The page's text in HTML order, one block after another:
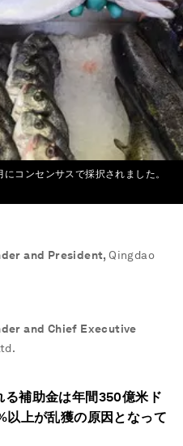
コンセンサスで採択されました。
and President, Qingdao
and Chief Executive
補助金は年間350億米ド
上が乱獲の原因となって